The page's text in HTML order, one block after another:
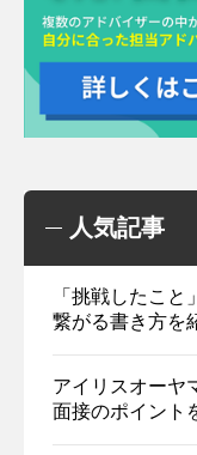
人気記事
「挑戦したこ
繋がる書き方を
アイリスオーヤ
面接のポイント